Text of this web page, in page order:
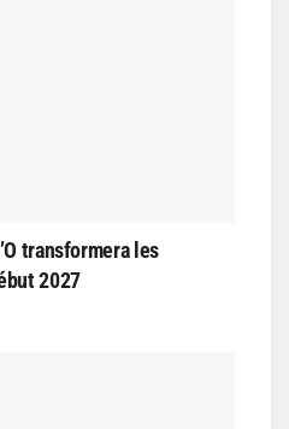
transformera les
2027